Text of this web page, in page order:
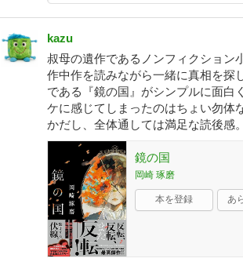
kazu
叔母の遺作であるノンフィクション
作中作を読みながら一緒に真相を探
である『鏡の国』がシンプルに面白
ケに感じてしまったのはちょい勿体
かだし、全体通しては満足な読後感。
鏡の国
岡崎 琢磨
本を登録 あ